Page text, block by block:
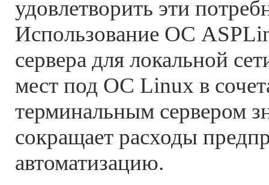
удовлетворить эти
Использование ОС
сервера для локальной
мест под OC Linux в
терминальным сервером
сокращает расходы
автоматизацию.